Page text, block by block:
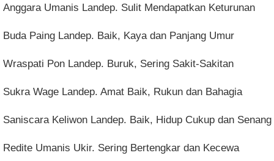
Anggara Umanis Landep. Sulit Mendapatkan Keturunan
Buda Paing Landep. Baik, Kaya dan Panjang Umur
Wraspati Pon Landep. Buruk, Sering Sakit-Sakitan
Sukra Wage Landep. Amat Baik, Rukun dan Bahagia
Saniscara Keliwon Landep. Baik, Hidup Cukup dan Senang
Redite Umanis Ukir. Sering Bertengkar dan Kecewa